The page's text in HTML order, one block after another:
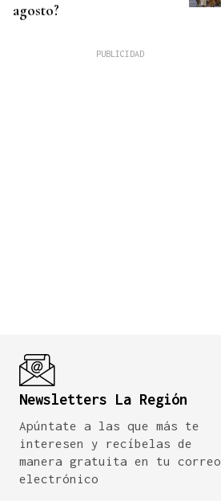
agosto?
Newsletters La Región
Apúntate a las que más te
interesen y recíbelas de
manera gratuita en tu correo
electrónico